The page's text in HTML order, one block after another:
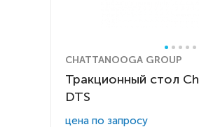
CHATTANOOGA GROUP
Тракционный стол
DTS
цена по запросу